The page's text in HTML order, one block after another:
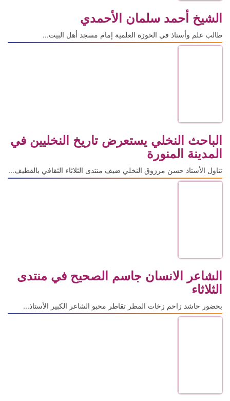
الشيخ أحمد سلمان الأحمدي
طالب علم وأستاذ في الحوزة العلمية إمام مسجد أهل البيت...
الباحث النخلي يستعرض تاريخ النخليين في
المدينة المنورة
تناول الأستاذ حسن مرزوق النخلي ضيف منتدى الثلاثاء الثقافي بالقطيف...
الشاعر الانسان جاسم الصحيح في منتدى
الثلاثاء
بحضور حاشد زاحم زخات المطر تقاطر محبو الشاعر الكبير الأستاذ...